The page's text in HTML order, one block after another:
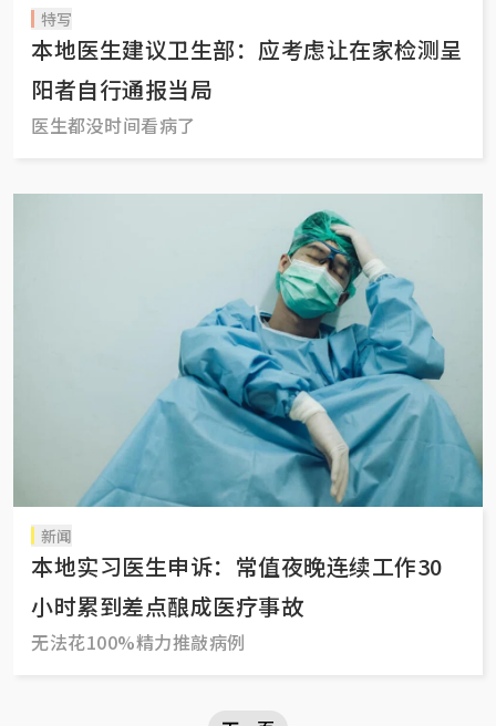
特写
本地医生建议卫生部：应考虑让在家检测呈
阳者自行通报当局
医生都没时间看病了
新闻
本地实习医生申诉：常值夜晚连续工作30
小时累到差点酿成医疗事故
无法花100%精力推敲病例